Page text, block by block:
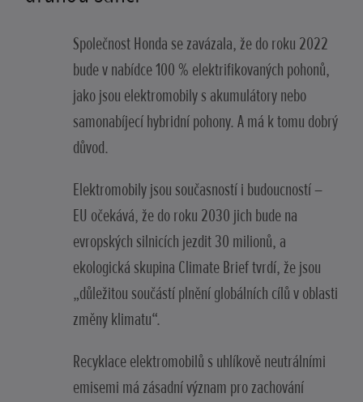
Společnost Honda se zavázala, že do roku 2022
bude v nabídce 100 % elektrifikovaných pohonů,
jako jsou elektromobily s akumulátory nebo
samonabíjecí hybridní pohony. A má k tomu dobrý
důvod.
Elektromobily jsou současností i budoucností –
EU očekává, že do roku 2030 jich bude na
evropských silnicích jezdit 30 milionů, a
ekologická skupina Climate Brief tvrdí, že jsou
„důležitou součástí plnění globálních cílů v oblasti
změny klimatu“.
Recyklace elektromobilů s uhlíkově neutrálními
emisemi má zásadní význam pro zachování